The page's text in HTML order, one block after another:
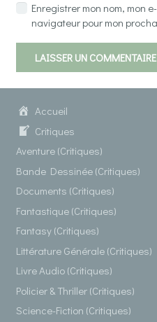
Enregistrer mon nom, mon
navigateur pour mon
LAISSER UN COMMENTAIRE
Accueil
Critiques
Aventure (Critiques)
Bande Dessinée (Critiques)
Documents (Critiques)
Fantastique (Critiques)
Fantasy (Critiques)
Littérature Générale (Critiques)
Livre Audio (Critiques)
Policier & Thriller (Critiques)
Science-Fiction (Critiques)